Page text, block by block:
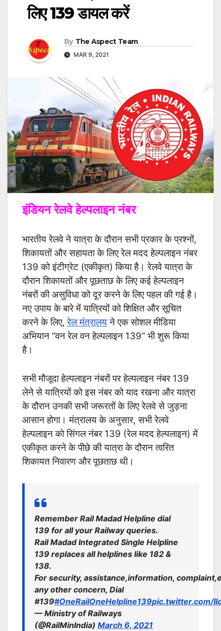
लिए 139 डायल करें
By The Aspect Team
MAR 9, 2021
इंडियन रेलवे हेल्पलाइन नंबर
भारतीय रेलवे ने यात्रा के दौरान सभी प्रकार के प्रश्नों,
शिकायतों और सहायता के लिए रेल मदद हेल्पलाइन नंबर
139 को इंटीग्रेट (एकीकृत) किया है। रेलवे यात्रा के
दौरान शिकायतों और पूछताछ के लिए कई हेल्पलाइन
नंबरों की असुविधा को दूर करने के लिए पहल की गई है।
नए उपाय के बारे में यात्रियों को शिक्षित और सूचित
करने के लिए,रेल मंत्रालयने एक सोशल मीडिया
अभियान “वन रेल वन हेल्पलाइन 139” भी शुरू किया
है।
सभी मौजूदा हेल्पलाइन नंबरों पर हेल्पलाइन नंबर 139
लेने से यात्रियों को इस नंबर को याद रखना और यात्रा
के दौरान उनकी सभी जरूरतों के लिए रेलवे से जुड़ना
आसान होगा। मंत्रालय के अनुसार, सभी रेलवे
हेल्पलाइन को सिंगल नंबर 139 (रेल मदद हेल्पलाइन) में
एकीकृत करने के पीछे की यात्रा के दौरान त्वरित
शिकायत निवारण और पूछताछ थी।
Remember Rail Madad Helpline dial
139 for all your Railway queries.
Rail Madad Integrated Single Helpline
139 replaces all helplines like 182 &
138.
For security, assistance,information,
any other concern, Dial
#139#OneRailOneHelpline139pic.twitter.com/
— Ministry of Railways
(@RailMinIndia) March 6, 2021